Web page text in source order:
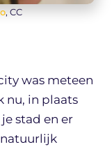
, CC
was meteen
nu, in plaats
stad en er
natuurlijk